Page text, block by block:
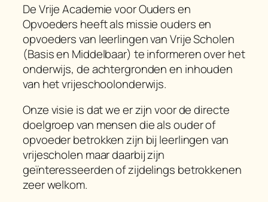
De Vrije Academie voor Ouders en
Opvoeders heeft als missie ouders en
opvoeders van leerlingen van Vrije Scholen
(Basis en Middelbaar) te informeren over het
onderwijs, de achtergronden en inhouden
van het vrijeschoolonderwijs.
Onze visie is dat we er zijn voor de directe
doelgroep van mensen die als ouder of
opvoeder betrokken zijn bij leerlingen van
vrijescholen maar daarbij zijn
geïnteresseerden of zijdelings betrokkenen
zeer welkom.